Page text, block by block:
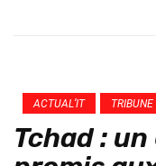
ACTUAL’IT TRIBUNE
Tchad :